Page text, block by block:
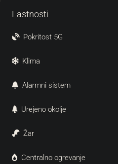
Lastnosti
Pokritost 5G
Klima
Alarmni sistem
Urejeno okolje
Žar
Centralno ogrevanje